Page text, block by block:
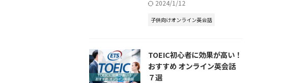
2024/1/12
子供向けオンライン英会話
TOEIC初心者に効果が高い！
おすすめ オンライン英会話
７選